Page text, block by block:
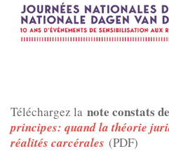
Téléchargez la note constats
principes: quand la théorie
réalités carcérales (PDF)